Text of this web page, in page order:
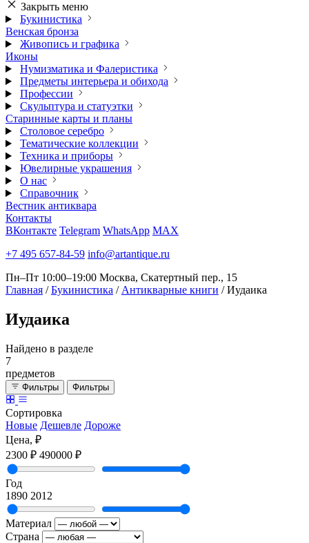
Закрыть меню
Букинистика
Венская бронза
Живопись и графика
Иконы
Нумизматика и Фалеристика
Предметы интерьера и обихода
Профессии
Скульптура и статуэтки
Старинные карты и планы
Столовое серебро
Тематические коллекции
Техника и приборы
Ювелирные украшения
О нас
Справочник
Вестник антиквара
Контакты
ВКонтакте Telegram WhatsApp MAX
+7 495 657-84-59 info@artantique.ru
Пн–Пт 10:00–19:00 Москва, Скатертный пер., 15
Главная / Букинистика / Антикварные книги / Иудаика
Иудаика
Найдено в разделе
7
предметов
Фильтры Фильтры
Сортировка
Новые Дешевле Дороже
Цена, ₽
2300 ₽ 490000 ₽
Год
1890 2012
Материал
Страна